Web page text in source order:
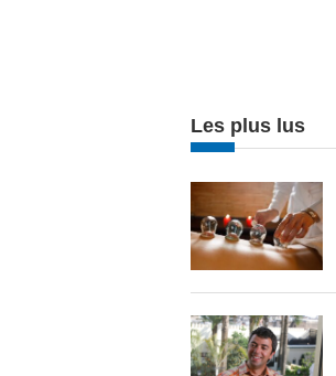
Les plus lus